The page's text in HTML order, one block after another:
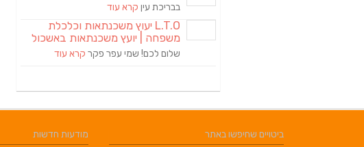
בבריכת עין קרא עוד
L.T.O יעוץ משכנתאות וכלכלת
משפחה | יועץ משכנתאות באשכול
שלום לכם! שמי עפר פקר קרא עוד
מודעות חדשות ביטויים שחיפשו באתר